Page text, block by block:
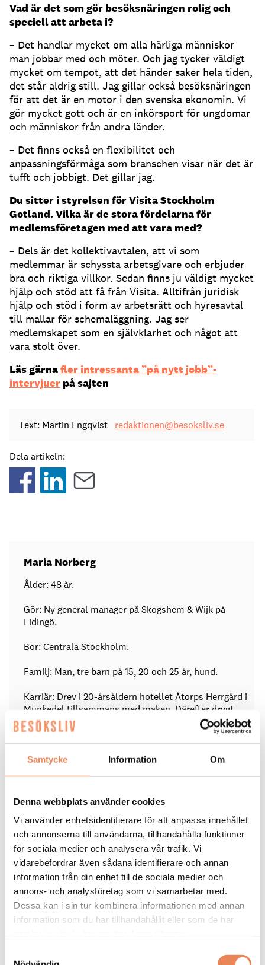
Samtycke Information Om
Denna webbplats använder cookies
Vi använder enhetsidentifierare för att anpassa innehållet
och annonserna till användarna, tillhandahålla funktioner
för sociala medier och analysera vår trafik. Vi
vidarebefordrar även sådana identifierare och annan
information från din enhet till de sociala medier och
annons- och analysföretag som vi samarbetar med.
Dessa kan i sin tur kombinera informationen med annan
information som du har tillhandahållit eller som de har
Vad är det som gör besöksnäringen rolig och
speciell att arbeta i?
– Det handlar mycket om alla härliga människor
man jobbar med och möter. Och jag tycker väldigt
mycket om tempot, att det händer saker hela tiden,
det står aldrig still. Jag gillar också besöksnäringen
för att det är en motor i den svenska ekonomin. Vi
gör mycket gott och är en inkörsport för ungdomar
och människor från andra länder.
– Det finns också en flexibilitet och
anpassningsförmåga som branschen visar när det är
tufft och jobbigt. Det gillar jag.
Du sitter i styrelsen för Visita Stockholm
Gotland. Vilka är de stora fördelarna för
medlemsföretagen med att vara med?
– Dels är det kollektivavtalen, att vi som
medlemmar är schyssta arbetsgivare och erbjuder
bra och riktiga villkor. Sedan finns ju väldigt mycket
hjälp och stöd att få från Visita. Alltifrån juridisk
hjälp och stöd i form av arbetsrätt och hyresavtal
till mallar för schemaläggning. Jag ser
medlemskapet som en självklarhet och något att
vara stolt över.
Läs gärnafler intressanta ”på nytt jobb”-
intervjuer på sajten
Text: Martin Engqvist redaktionen@besoksliv.se
Dela artikeln:
Maria Norberg
Ålder: 48 år.
Gör: Ny general manager på Skogshem & Wijk på
Lidingö.
Bor: Centrala Stockholm.
Familj: Man, tre barn på 15, 20 och 25 år, hund.
Karriär: Drev i 20-årsåldern hotellet Åtorps Herrgård i
Munkedel tillsammans med maken. Därefter drygt
tolv år inom Scandickoncernen, följt av tolv år på
Stockholm Meeting Selection, de sista fem åren som
vd. Tillträdde i maj jobbet som general manager på
Skogshem & Wijk.
hänger jag mest med familjen. Jag tycker om mat och
dryck, att gå ut och äta.”
KARRIÄR | 15 juni 2026
”Känns så roligt och rätt att
landa i Uppsala”